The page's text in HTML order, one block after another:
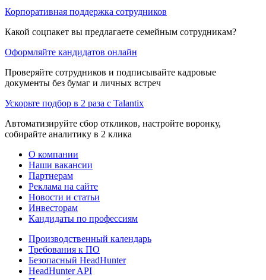
Корпоративная поддержка сотрудников
Какой соцпакет вы предлагаете семейным сотрудникам?
Оформляйте кандидатов онлайн
Проверяйте сотрудников и подписывайте кадровые
документы без бумаг и личных встреч
Ускорьте подбор в 2 раза с Talantix
Автоматизируйте сбор откликов, настройте воронку,
собирайте аналитику в 2 клика
О компании
Наши вакансии
Партнерам
Реклама на сайте
Новости и статьи
Инвесторам
Кандидаты по профессиям
Производственный календарь
Требования к ПО
Безопасный HeadHunter
HeadHunter API